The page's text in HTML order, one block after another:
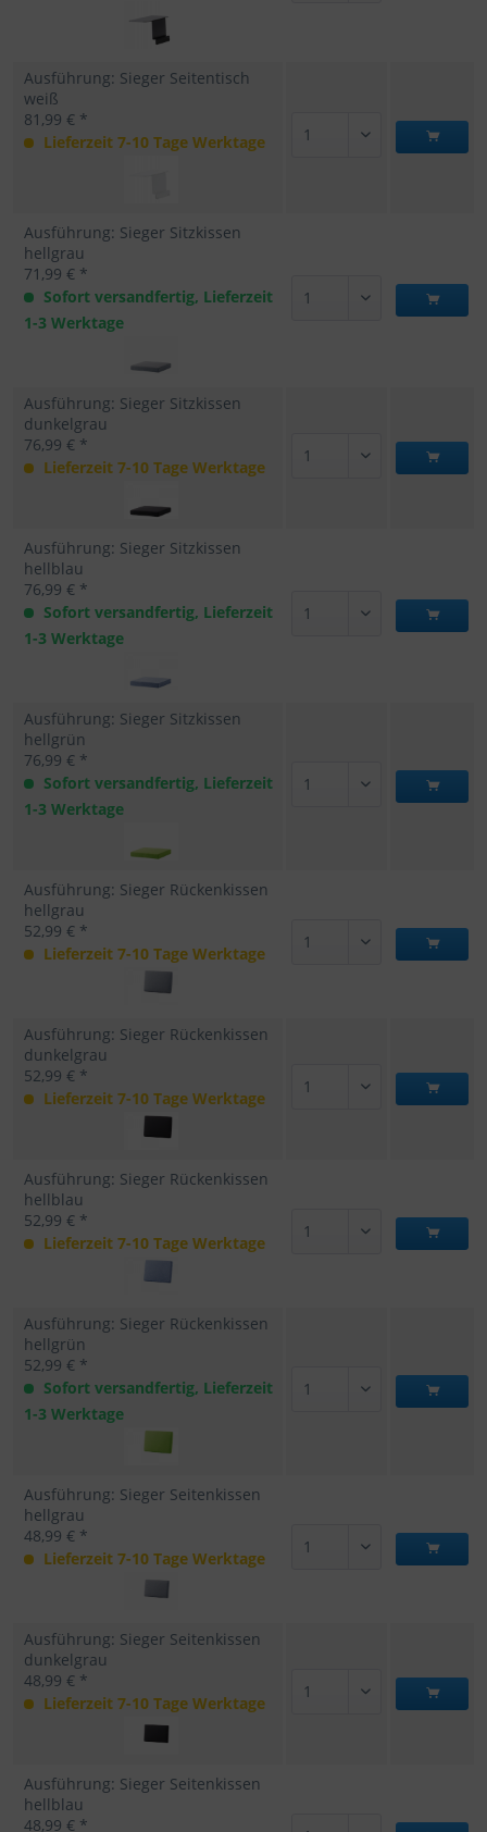
Ausführung: Sieger Seitentisch
weiß
81,99 € *
Lieferzeit 7-10 Tage Werktage
Ausführung: Sieger Sitzkissen
hellgrau
71,99 € *
Sofort versandfertig, Lieferzeit
1-3 Werktage
Ausführung: Sieger Sitzkissen
dunkelgrau
76,99 € *
Lieferzeit 7-10 Tage Werktage
Ausführung: Sieger Sitzkissen
hellblau
76,99 € *
Sofort versandfertig, Lieferzeit
1-3 Werktage
Ausführung: Sieger Sitzkissen
hellgrün
76,99 € *
Sofort versandfertig, Lieferzeit
1-3 Werktage
Ausführung: Sieger Rückenkissen
hellgrau
52,99 € *
Lieferzeit 7-10 Tage Werktage
Ausführung: Sieger Rückenkissen
dunkelgrau
52,99 € *
Lieferzeit 7-10 Tage Werktage
Ausführung: Sieger Rückenkissen
hellblau
52,99 € *
Lieferzeit 7-10 Tage Werktage
Ausführung: Sieger Rückenkissen
hellgrün
52,99 € *
Sofort versandfertig, Lieferzeit
1-3 Werktage
Ausführung: Sieger Seitenkissen
hellgrau
48,99 € *
Lieferzeit 7-10 Tage Werktage
Ausführung: Sieger Seitenkissen
dunkelgrau
48,99 € *
Lieferzeit 7-10 Tage Werktage
Ausführung: Sieger Seitenkissen
hellblau
48,99 € *